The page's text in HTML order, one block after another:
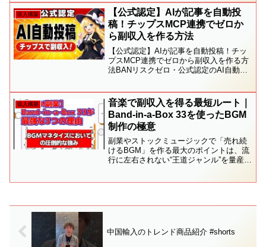
業2.0で稼ぐ】自動化のコツ無料面談はこ
ちら副業2....
収入構築
【公式認定】AIが記事を自動投
稿！チップスMCP連携でゼロか
ら副収入を作る方法
【公式認定】AIが記事を自動投稿！チッ
プスMCP連携でゼロから副収入を作る方
法BANリスクゼロ・公式認定のAI自動投
始。Claude Codeと繋ぐだけで記事の作
成か...
収入構築
音楽で副収入を得る最短ルート｜
Band-in-a-Box 33を使ったBGM
制作の極意
副業やストックミュージックで「売れ続
けるBGM」を作る最大のポイントは、流
行に左右されない“王道ジャンル”を量産す
中国輸入のトレンド商品紹介 #shorts